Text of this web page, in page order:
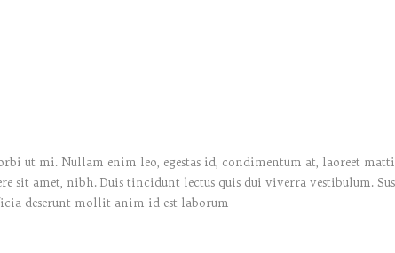
ut mi. Nullam enim leo, egestas id, condimentum at, laoreet
sit amet, nibh. Duis tincidunt lectus quis dui viverra vestibulum.
deserunt mollit anim id est laborum